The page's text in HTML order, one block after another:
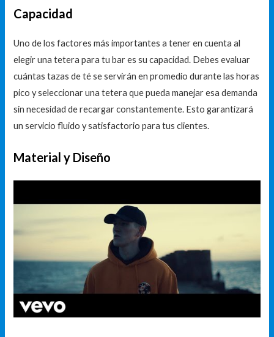
Capacidad
Uno de los factores más importantes a tener en cuenta al
elegir una tetera para tu bar es su capacidad. Debes evaluar
cuántas tazas de té se servirán en promedio durante las horas
pico y seleccionar una tetera que pueda manejar esa demanda
sin necesidad de recargar constantemente. Esto garantizará
un servicio fluido y satisfactorio para tus clientes.
Material y Diseño